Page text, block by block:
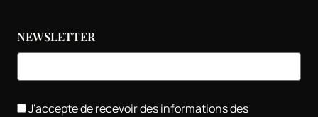
NEWSLETTER
J'accepte de recevoir des informations des